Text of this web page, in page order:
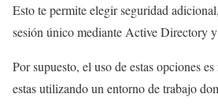
Esto te permite elegir seguridad
sesión único mediante Active Directory
Por supuesto, el uso de estas opciones
estasutilizando un entorno de trabajo